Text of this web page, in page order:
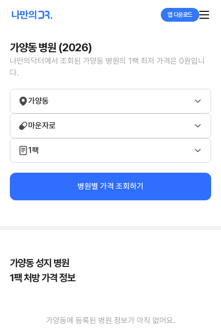
앱 다운로드
가양동 병원 (2026)
나만의닥터에서 조회된 가양동 병원의 1팩 최저 가격은 0원입니
다.
가양동
마운자로
1팩
병원별 가격 조회하기
가양동 성지 병원
1팩 처방 가격 정보
가양동에 등록된 병원 정보가 아직 없어요.